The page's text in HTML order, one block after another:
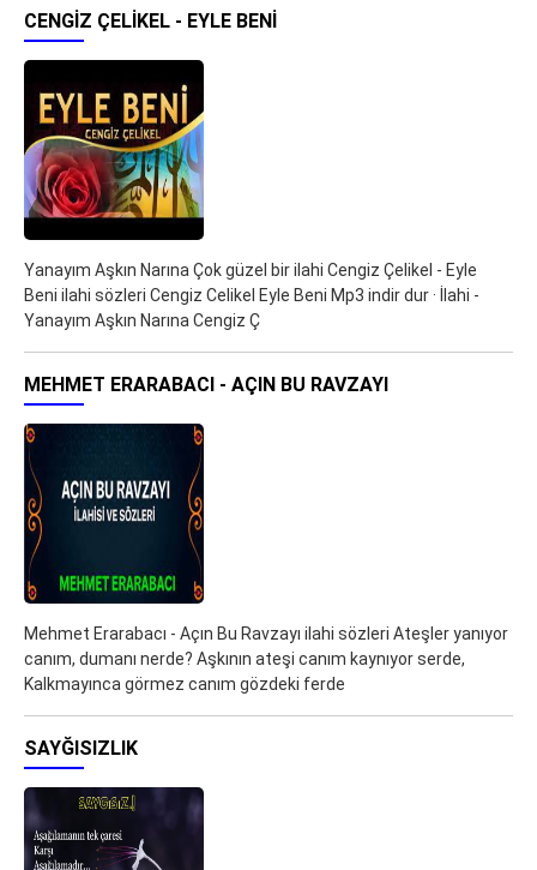
CENGIZ ÇELIKEL - EYLE BENI
Yanayım Aşkın Narına Çok güzel bir ilahi Cengiz Çelikel - Eyle
Beni ilahi sözleri Cengiz Celikel Eyle Beni Mp3 indir dur · İlahi -
Yanayım Aşkın Narına Cengiz Ç
MEHMET ERARABACI - AÇIN BU RAVZAYI
Mehmet Erarabacı - Açın Bu Ravzayı ilahi sözleri Ateşler yanıyor
canım, dumanı nerde? Aşkının ateşi canım kaynıyor serde,
Kalkmayınca görmez canım gözdeki ferde
SAYĞISIZLIK